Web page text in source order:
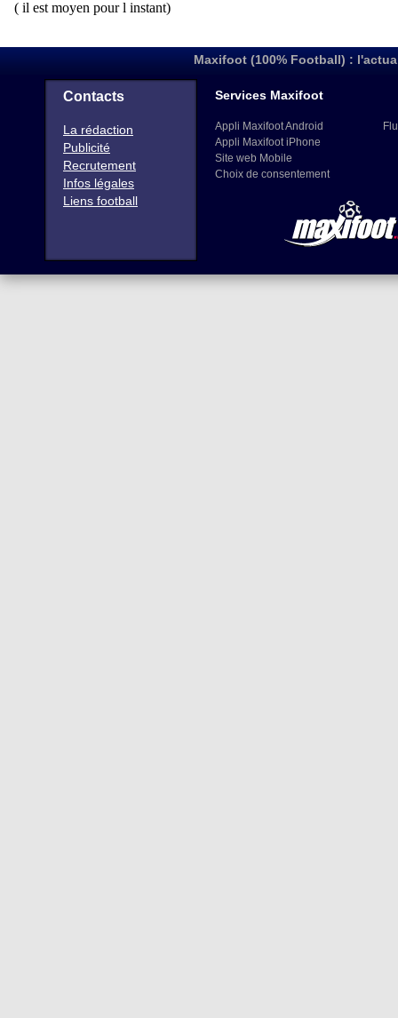
Maxifoot (100% Football) :
Contacts
La rédaction
Publicité
Recrutement
Infos légales
Liens football
Services Maxifoot
Appli Maxifoot Android
Appli Maxifoot iPhone
Site web Mobile
Choix de consentement